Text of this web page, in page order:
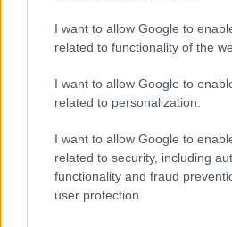
I want to allow Google to
related to functionality of the
I want to allow Google to
related to personalization.
I want to allow Google to
related to security, including
functionality and fraud
user protection.
AC MilanvsManchester United2026-
ELŐZŐ MÉRKŐZÉSEK
Támogatás